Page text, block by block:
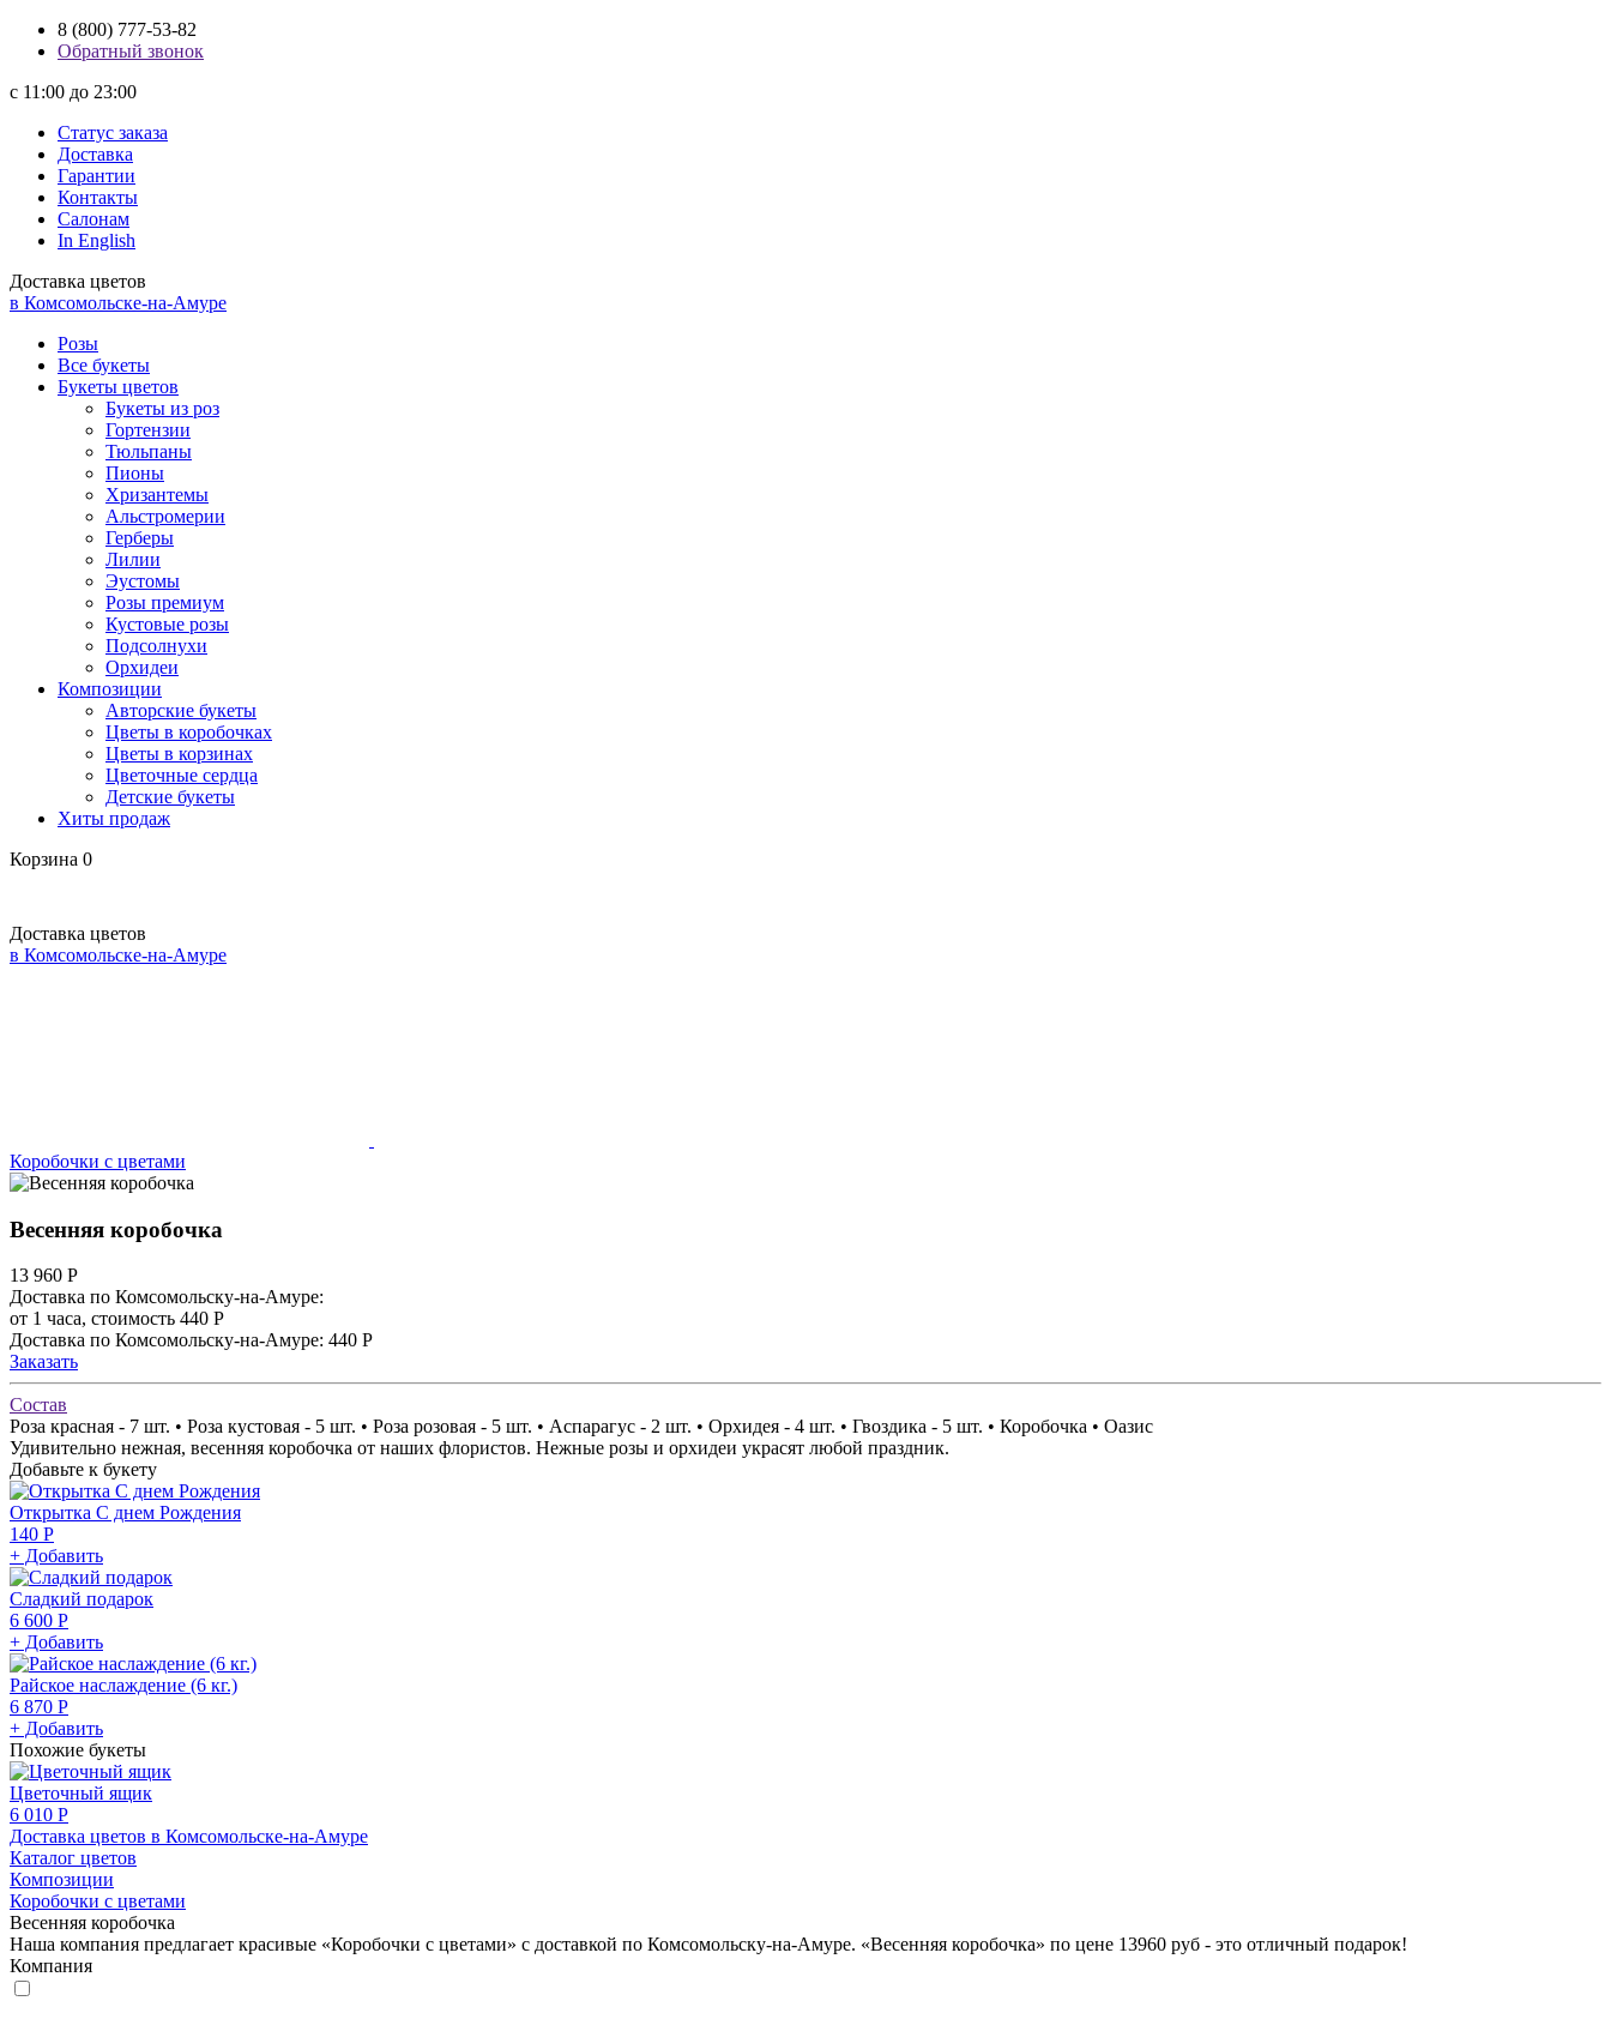
8 (800) 777-53-82
Обратный звонок
с 11:00 до 23:00
Статус заказа
Доставка
Гарантии
Контакты
Салонам
In English
Доставка цветов
в Комсомольске-на-Амуре
Розы
Все букеты
Букеты цветов
Букеты из роз
Гортензии
Тюльпаны
Пионы
Хризантемы
Альстромерии
Герберы
Лилии
Эустомы
Розы премиум
Кустовые розы
Подсолнухи
Орхидеи
Композиции
Авторские букеты
Цветы в коробочках
Цветы в корзинах
Цветочные сердца
Детские букеты
Хиты продаж
Корзина 0
Доставка цветов
в Комсомольске-на-Амуре
Коробочки с цветами
Весенняя коробочка
13 960 Р
Доставка по Комсомольску-на-Амуре:
от 1 часа, стоимость 440 Р
Доставка по Комсомольску-на-Амуре: 440 Р
Заказать
Состав
Роза красная - 7 шт. • Роза кустовая - 5 шт. • Роза розовая - 5 шт. • Аспарагус - 2 шт. • Орхидея - 4 шт. • Гвоздика - 5 шт. • Коробочка • Оазис
Удивительно нежная, весенняя коробочка от наших флористов. Нежные розы и орхидеи украсят любой праздник.
Добавьте к букету
Открытка С днем Рождения
140 Р
+ Добавить
Сладкий подарок
6 600 Р
+ Добавить
Райское наслаждение (6 кг.)
6 870 Р
+ Добавить
Похожие букеты
Цветочный ящик
6 010 Р
Доставка цветов в Комсомольске-на-Амуре
Каталог цветов
Композиции
Коробочки с цветами
Весенняя коробочка
Наша компания предлагает красивые «Коробочки с цветами» с доставкой по Комсомольску-на-Амуре. «Весенняя коробочка» по цене 13960 руб - это отличный подарок!
Компания